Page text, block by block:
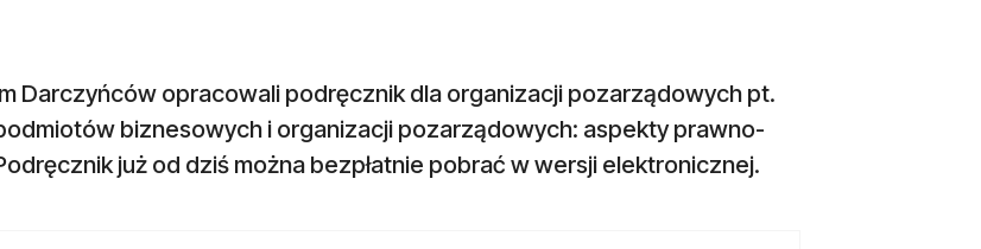
Darczyńców opracowali podręcznik dla organizacji pozarządowych pt.
biznesowych i organizacji pozarządowych: aspekty prawno-
już od dziś można bezpłatnie pobrać w wersji elektronicznej.